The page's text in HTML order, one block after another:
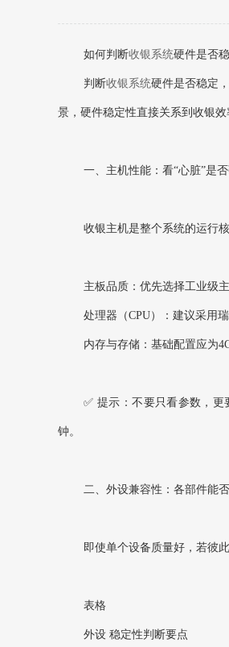
如何判断收银系统硬件是否
判断收银系统硬件是否稳定
景，硬件稳定性直接关系到收银
一、主机性能：看“心脏”是
收银主机是整个系统的运行
主板品质‌：优先选择工业级
处理器（CPU）‌：建议采用
内存与存储‌：基础配置应为
✅ ‌提示‌：不要只看参数，
钟。
二、外设兼容性：各部件能
即使单个设备质量好，若彼
表格
外设 稳定性判断要点